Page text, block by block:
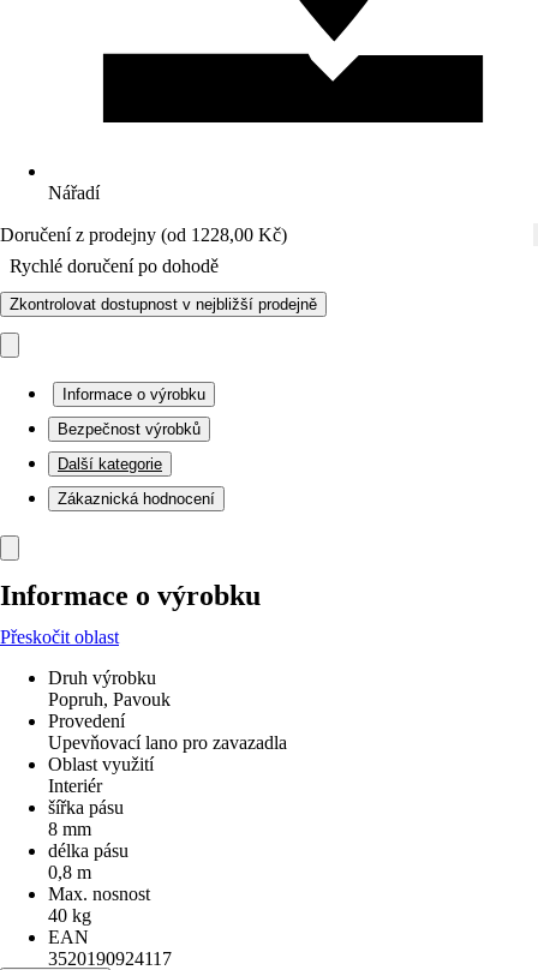
Nářadí
Doručení z prodejny (od 1228,00 Kč)
Rychlé doručení po dohodě
Zkontrolovat dostupnost v nejbližší prodejně
Informace o výrobku
Bezpečnost výrobků
Další kategorie
Zákaznická hodnocení
Informace o výrobku
Přeskočit oblast
Druh výrobku
Popruh, Pavouk
Provedení
Upevňovací lano pro zavazadla
Oblast využití
Interiér
šířka pásu
8 mm
délka pásu
0,8 m
Max. nosnost
40 kg
EAN
3520190924117